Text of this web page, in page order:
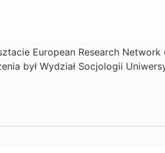
European Research
był Wydział Socjologii